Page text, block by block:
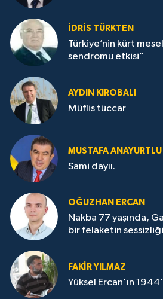
İDRİS TÜRKTEN
Türkiye’nin kürt
sendromu etkisi”
AYDIN KIROBALI
Müflis tüccar
MUSTAFA ANAYURTLU
Sami dayıı.
OĞUZHAN ERCAN
Nakba 77 yaşında,
bir felaketin sessizliği
FAKİR YILMAZ
Yüksel Ercan'ın